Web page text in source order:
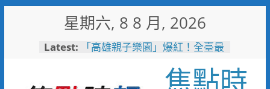
星期六, 8 8 月, 2026
Latest:
「高雄親子樂園」爆紅！全臺最
輕軌更突破4,000人次
起於無心成於熱愛 王貴嬋現代
焦點時